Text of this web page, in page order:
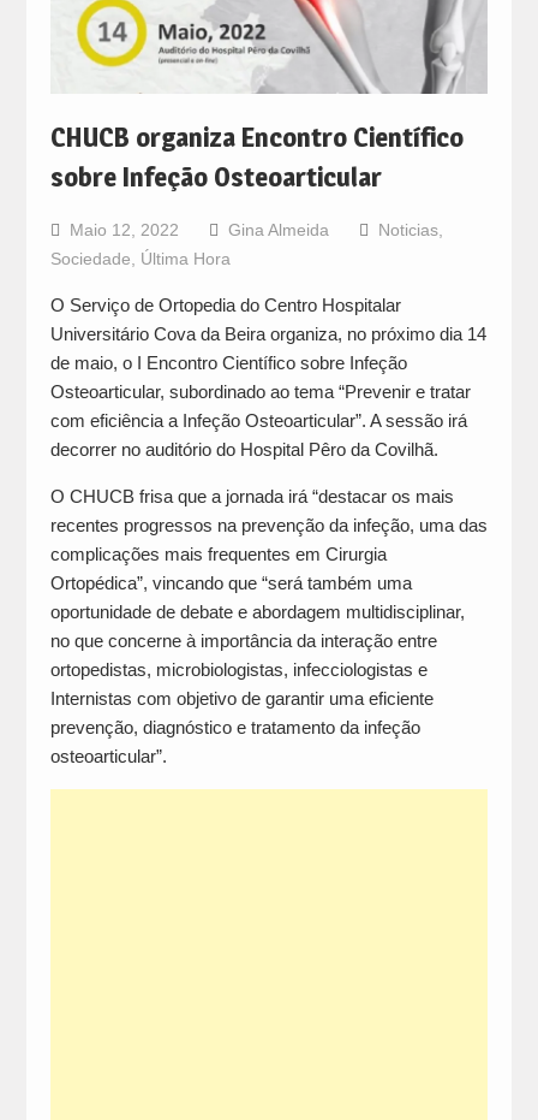
CHUCB organiza Encontro Científico
sobre Infeção Osteoarticular
Maio 12, 2022 Gina Almeida Noticias,
Sociedade
Última Hora
O Serviço de Ortopedia do Centro Hospitalar
Universitário Cova da Beira organiza, no próximo dia 14
de maio, o I Encontro Científico sobre Infeção
Osteoarticular, subordinado ao tema “Prevenir e tratar
com eficiência a Infeção Osteoarticular”. A sessão irá
decorrer no auditório do Hospital Pêro da Covilhã.
O CHUCB frisa que a jornada irá “destacar os mais
recentes progressos na prevenção da infeção, uma das
complicações mais frequentes em Cirurgia
Ortopédica”, vincando que “será também uma
oportunidade de debate e abordagem multidisciplinar,
no que concerne à importância da interação entre
ortopedistas, microbiologistas, infecciologistas e
Internistas com objetivo de garantir uma eficiente
prevenção, diagnóstico e tratamento da infeção
osteoarticular”.